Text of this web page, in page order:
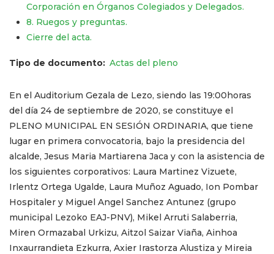
Corporación en Órganos Colegiados y Delegados.
8. Ruegos y preguntas.
Cierre del acta.
Tipo de documento Actas del pleno
En el Auditorium Gezala de Lezo, siendo las 19:00horas
del día 24 de septiembre de 2020, se constituye el
PLENO MUNICIPAL EN SESIÓN ORDINARIA, que tiene
lugar en primera convocatoria, bajo la presidencia del
alcalde, Jesus Maria Martiarena Jaca y con la asistencia de
los siguientes corporativos: Laura Martinez Vizuete,
Irlentz Ortega Ugalde, Laura Muñoz Aguado, Ion Pombar
Hospitaler y Miguel Angel Sanchez Antunez (grupo
municipal Lezoko EAJ-PNV), Mikel Arruti Salaberria,
Miren Ormazabal Urkizu, Aitzol Saizar Viaña, Ainhoa
Inxaurrandieta Ezkurra, Axier Irastorza Alustiza y Mireia